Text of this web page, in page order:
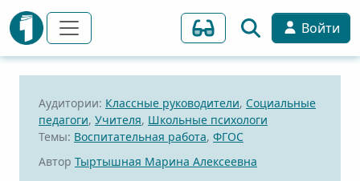
Войти
Аудитории: Классные руководители, Социальные
педагоги, Учителя, Школьные психологи
Темы: Воспитательная работа, ФГОС
Автор Тыртышная Марина Алексеевна